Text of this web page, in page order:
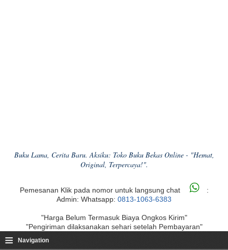
Buku Lama, Cerita Baru. Aksiku: Toko Buku Bekas Online - "Hemat,
Original, Terpercaya!".
Pemesanan Klik pada nomor untuk langsung chat
:
Admin: Whatsapp: 0813-1063-6383
"Harga Belum Termasuk Biaya Ongkos Kirim"
"Pengiriman dilaksanakan sehari setelah Pembayaran"
≡ Navigation